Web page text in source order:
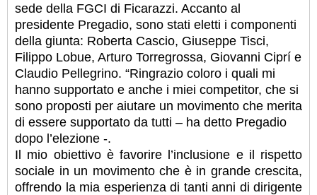
sede della FGCI di Ficarazzi. Accanto al
presidente Pregadio, sono stati eletti i componenti
della giunta: Roberta Cascio, Giuseppe Tisci,
Filippo Lobue, Arturo Torregrossa, Giovanni Ciprí e
Claudio Pellegrino. “Ringrazio coloro i quali mi
hanno supportato e anche i miei competitor, che si
sono proposti per aiutare un movimento che merita
di essere supportato da tutti – ha detto Pregadio
dopo l’elezione -.
Il mio obiettivo è favorire l’inclusione e il rispetto
sociale in un movimento che è in grande crescita,
offrendo la mia esperienza di tanti anni di dirigente